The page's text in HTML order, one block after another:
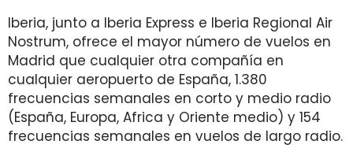
Iberia, junto a Iberia Express e Iberia Regional Air
Nostrum, ofrece el mayor número de vuelos en
Madrid que cualquier otra compañía en
cualquier aeropuerto de España, 1.380
frecuencias semanales en corto y medio radio
(España, Europa, Africa y Oriente medio) y 154
frecuencias semanales en vuelos de largo radio.